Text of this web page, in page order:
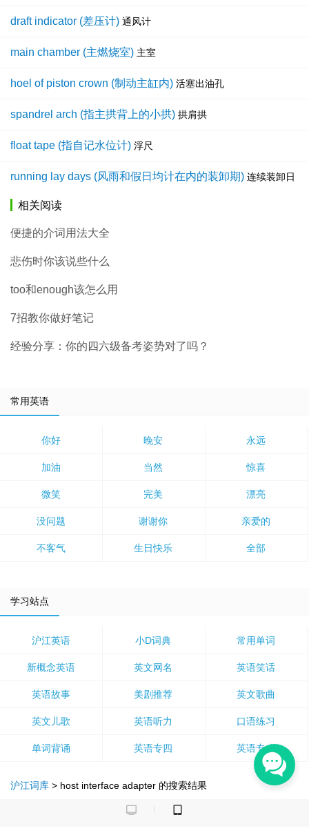
draft indicator (差压计) 通风计
main chamber (主燃烧室) 主室
hoel of piston crown (制动主缸内) 活塞出油孔
spandrel arch (指主拱背上的小拱) 拱肩拱
float tape (指自记水位计) 浮尺
running lay days (风雨和假日均计在内的装卸期) 连续装卸日
相关阅读
便捷的介词用法大全
悲伤时你该说些什么
too和enough该怎么用
7招教你做好笔记
经验分享：你的四六级备考姿势对了吗？
常用英语
你好 晚安 永远
加油 当然 惊喜
微笑 完美 漂亮
没问题 谢谢你 亲爱的
不客气 生日快乐 全部
学习站点
沪江英语 小D词典 常用单词
新概念英语 英文网名 英语笑话
英语故事 美剧推荐 英文歌曲
英文儿歌 英语听力 口语练习
单词背诵 英语专四 英语专八
沪江词库 > host interface adapter 的搜索结果